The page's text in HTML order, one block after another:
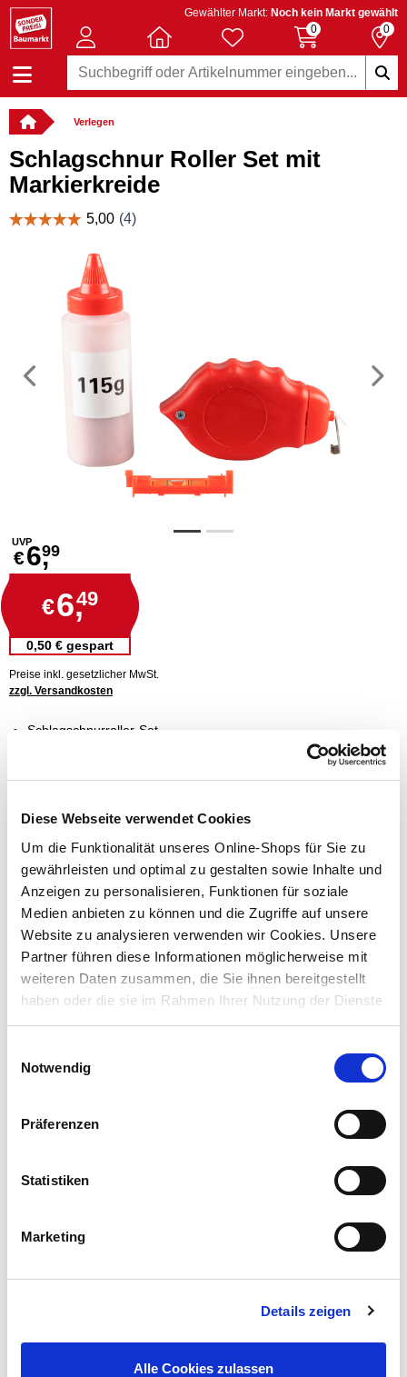
Diese Webseite verwendet Cookies
Um die Funktionalität unseres Online-Shops für Sie zu
gewährleisten und optimal zu gestalten sowie Inhalte und
Anzeigen zu personalisieren, Funktionen für soziale
Medien anbieten zu können und die Zugriffe auf unsere
Website zu analysieren verwenden wir Cookies. Unsere
Partner führen diese Informationen möglicherweise mit
weiteren Daten zusammen, die Sie ihnen bereitgestellt
haben oder die sie im Rahmen Ihrer Nutzung der Dienste
gesammelt haben.
Notwendig
Präferenzen
Statistiken
Marketing
Details zeigen
Alle Cookies zulassen
Gewählter Markt: Noch kein Markt gewählt
0
0
Verlegen
Schlagschnur Roller Set mit
Markierkreide
Vorheriges
UVP
€6,99
€6,49
0,50 € gespart
Preise inkl. gesetzlicher MwSt.
zzgl. Versandkosten
Schlagschnurroller-Set
Lieferung nach Hause
Verfügbarkeit online: Auf Lager
Um Abholung im Markt nutzen zu können, wähle zunächst
einen Markt
Verfügbarkeit:
Jetzt prüfen und Markt auswählen
Beschreibung
Versandkosten